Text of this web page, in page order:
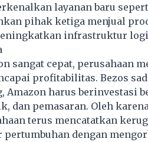
layanan baru
pihak ketiga menjual
infrastruktur
sangat cepat, perusahaan
profitabilitas. Bezos
Amazon harus berinvestasi
dan pemasaran. Oleh
terus mencatatkan
pertumbuhan dengan